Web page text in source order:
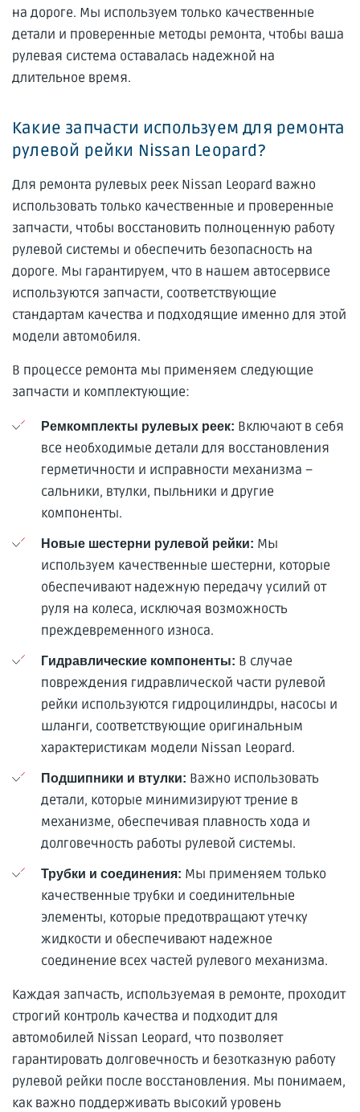
на дороге. Мы используем только качественные
детали и проверенные методы ремонта, чтобы ваша
рулевая система оставалась надежной на
длительное время.
Какие запчасти используем для ремонта
рулевой рейки Nissan Leopard?
Для ремонта рулевых реек Nissan Leopard важно
использовать только качественные и проверенные
запчасти, чтобы восстановить полноценную работу
рулевой системы и обеспечить безопасность на
дороге. Мы гарантируем, что в нашем автосервисе
используются запчасти, соответствующие
стандартам качества и подходящие именно для этой
модели автомобиля.
В процессе ремонта мы применяем следующие
запчасти и комплектующие:
Ремкомплекты рулевых реек: Включают в себя
все необходимые детали для восстановления
герметичности и исправности механизма –
сальники, втулки, пыльники и другие
компоненты.
Новые шестерни рулевой рейки: Мы
используем качественные шестерни, которые
обеспечивают надежную передачу усилий от
руля на колеса, исключая возможность
преждевременного износа.
Гидравлические компоненты: В случае
повреждения гидравлической части рулевой
рейки используются гидроцилиндры, насосы и
шланги, соответствующие оригинальным
характеристикам модели Nissan Leopard.
Подшипники и втулки: Важно использовать
детали, которые минимизируют трение в
механизме, обеспечивая плавность хода и
долговечность работы рулевой системы.
Трубки и соединения: Мы применяем только
качественные трубки и соединительные
элементы, которые предотвращают утечку
жидкости и обеспечивают надежное
соединение всех частей рулевого механизма.
Каждая запчасть, используемая в ремонте, проходит
строгий контроль качества и подходит для
автомобилей Nissan Leopard, что позволяет
гарантировать долговечность и безотказную работу
рулевой рейки после восстановления. Мы понимаем,
как важно поддерживать высокий уровень